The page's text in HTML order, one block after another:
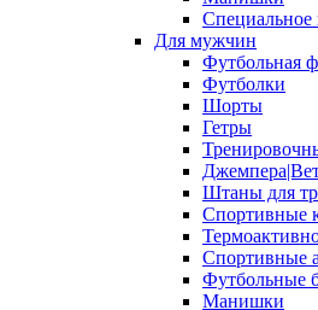
Специальное
Для мужчин
Футбольная
Футболки
Шорты
Гетры
Штаны для
Спортивные
Спортивные
Футбольные
Манишки